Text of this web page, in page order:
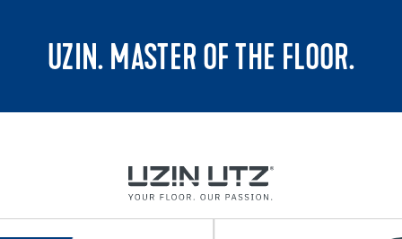
UZIN. MASTER OF THE FLOOR.